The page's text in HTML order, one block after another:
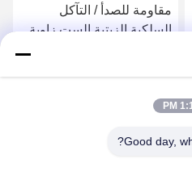
مقاومة للصدأ / التآكل
السلكية الزيتية الست زاوية
Good day,